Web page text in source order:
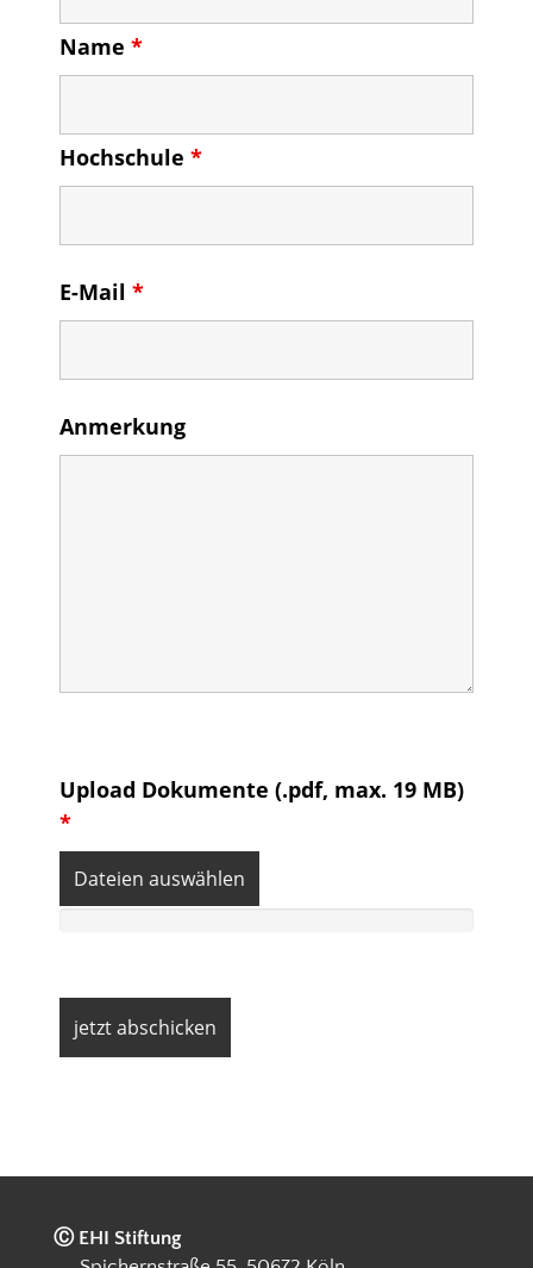
Name *
Hochschule *
E-Mail *
Anmerkung
Upload Dokumente (.pdf, max. 19 MB)
*
Dateien auswählen
Ⓒ EHI Stiftung